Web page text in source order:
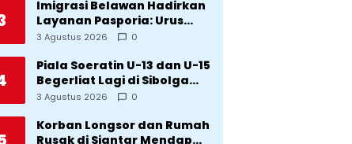
Imigrasi Belawan Hadirkan
Layanan Pasporia: Urus
Paspor di Hari Libur
3 Agustus 2026 0
Piala Soeratin U-13 dan U-15
Begerliat Lagi di Sibolga
Setelah Stadion Horas
3 Agustus 2026 0
Korban Longsor dan Rumah
Rusak di Siantar Mendapat